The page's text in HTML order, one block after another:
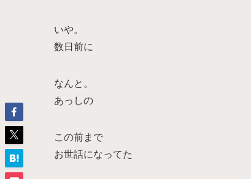
いや。
数日前に
なんと。
あっしの
この前まで
お世話になってた